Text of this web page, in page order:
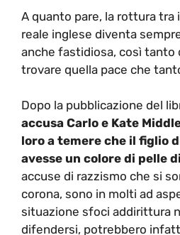
A quanto pare, la rottura tra
reale inglese diventa
anche fastidiosa, così tanto
trovare quella pace che
Dopo la pubblicazione del
accusa Carlo e Kate
loro a temere che il figlio
avesse un colore di pelle
accuse di razzismo che si
corona, sono in molti ad
situazione sfoci addirittura
difendersi, potrebbero